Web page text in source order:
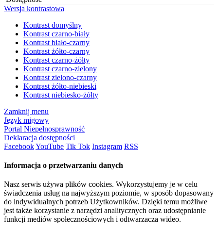
Wersja kontrastowa
Kontrast domyślny
Kontrast czarno-biały
Kontrast biało-czarny
Kontrast żółto-czarny
Kontrast czarno-żółty
Kontrast czarno-zielony
Kontrast zielono-czarny
Kontrast żółto-niebieski
Kontrast niebiesko-żółty
Zamknij menu
Język migowy
Portal Niepełnosprawność
Deklaracja dostępności
FacebookYouTube Tik Tok Instagram RSS
Informacja o przetwarzaniu danych
Nasz serwis używa plików cookies. Wykorzystujemy je w celu
świadczenia usług na najwyższym poziomie, w sposób dopasowany
do indywidualnych potrzeb Użytkowników. Dzięki temu możliwe
jest także korzystanie z narzędzi analitycznych oraz udostępnianie
funkcji mediów społecznościowych i odtwarzacza wideo.